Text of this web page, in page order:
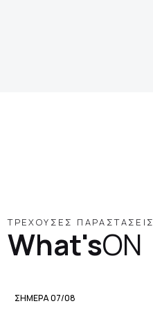
ΤΡΕΧΟΥΣΕΣ ΠΑΡΑΣΤΑΣΕΙΣ
What'sON
ΣΗΜΕΡΑ 07/08